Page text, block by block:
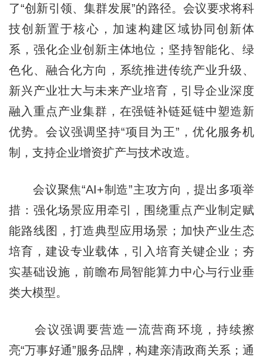
了“创新引领、集群发展”的路径。会议要求将科
技创新置于核心，加速构建区域协同创新体
系，强化企业创新主体地位；坚持智能化、绿
色化、融合化方向，系统推进传统产业升级、
新兴产业壮大与未来产业培育，引导企业深度
融入重点产业集群，在强链补链延链中塑造新
优势。会议强调坚持“项目为王”，优化服务机
制，支持企业增资扩产与技术改造。
会议聚焦“AI+制造”主攻方向，提出多项举
措：强化场景应用牵引，围绕重点产业制定赋
能路线图，打造典型应用场景；加快产业生态
培育，建设专业载体，引入培育关键企业；夯
实基础设施，前瞻布局智能算力中心与行业垂
类大模型。
会议强调要营造一流营商环境，持续擦
亮“万事好通”服务品牌，构建亲清政商关系；通